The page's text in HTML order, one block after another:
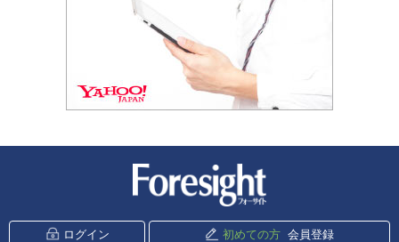
ログイン 初めての方 会員登録